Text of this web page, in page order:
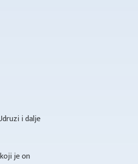
i dalje
je on